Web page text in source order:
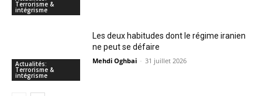
Terrorisme &
intégrisme
Actualités:
Terrorisme &
intégrisme
Les deux habitudes dont le régime iranien
ne peut se défaire
Mehdi Oghbai - 31 juillet 2026